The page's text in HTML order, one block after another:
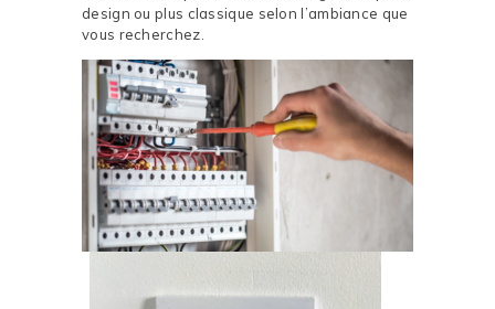
design ou plus classique selon l’ambiance que
vous recherchez.